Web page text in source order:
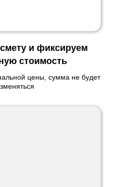
и фиксируем
стоимость
цены, сумма не будет